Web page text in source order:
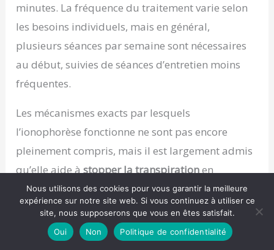
minutes. La fréquence du traitement varie selon
les besoins individuels, mais en général,
plusieurs séances par semaine sont nécessaires
au début, suivies de séances d’entretien moins
fréquentes.
Les mécanismes exacts par lesquels
l’ionophorèse fonctionne ne sont pas encore
pleinement compris, mais il est largement admis
qu’elle aide àstopper la transpirationen
bloquant temporairement les canaux des
glandes sudoripares. Cela réduit la quantité de
sueur produite et permet aux personnes
souffrant d’hyperhidrose palmaire de profiter
Nous utilisons des cookies pour vous garantir la meilleure
expérience sur notre site web. Si vous continuez à utiliser ce
site, nous supposerons que vous en êtes satisfait.
Oui
Non Politique de confidentialité